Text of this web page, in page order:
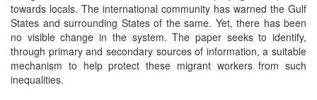
towards locals. The international community has warned the Gulf
States and surrounding States of the same. Yet, there has been
no visible change in the system. The paper seeks to identify,
through primary and secondary sources of information, a suitable
mechanism to help protect these migrant workers from such
inequalities.